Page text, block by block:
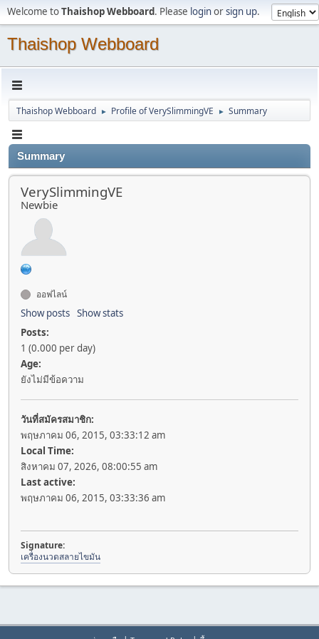
Welcome toThaishop Webboard. Please loginorsign up.
Thaishop Webboard
Thaishop Webboard ► Profile of VerySlimmingVE ► Summary
Summary
VerySlimmingVE
Newbie
ออฟไลน์
Show posts Show stats
Posts:
1 (0.000 per day)
Age:
ยังไม่มีข้อความ
วันที่สมัครสมาชิก:
พฤษภาคม 06, 2015, 03:33:12 am
Local Time:
สิงหาคม 07, 2026, 08:00:55 am
Last active:
พฤษภาคม 06, 2015, 03:33:36 am
Signature:
เครื่องนวดสลายไขมัน